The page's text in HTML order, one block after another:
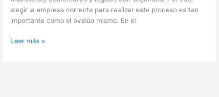
elegir la empresa correcta para realizar este proceso es tan
importante como el avalúo mismo. En el
Leer más »